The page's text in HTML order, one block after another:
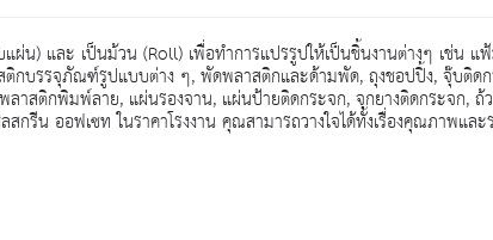
ผ่น) และ เป็นม้วน (Roll) เพื่อทำการแปรรูปให้เป็นชิ้นงานต่างๆ เช่
ติกบรรจุภัณฑ์รูปแบบต่าง ๆ, พัดพลาสติกและด้ามพัด, ถุงชอปปิ้ง, จุ๊บติ
สติกพิมพ์ลาย, แผ่นรองจาน, แผ่นป้ายติดกระจก, จุกยางติดกระจก,
น ออฟเซท ในราคาโรงงาน คุณสามารถวางใจได้ทั้งเรื่องคุณภาพแล